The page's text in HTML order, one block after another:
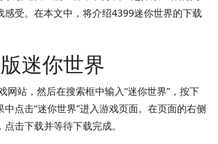
感受。在本文中，将介绍4399迷你世界的下载
迷你世界
网站，然后在搜索框中输入“迷你世界”，按下
点击“迷你世界”进入游戏页面。在页面的右侧
击下载并等待下载完成。